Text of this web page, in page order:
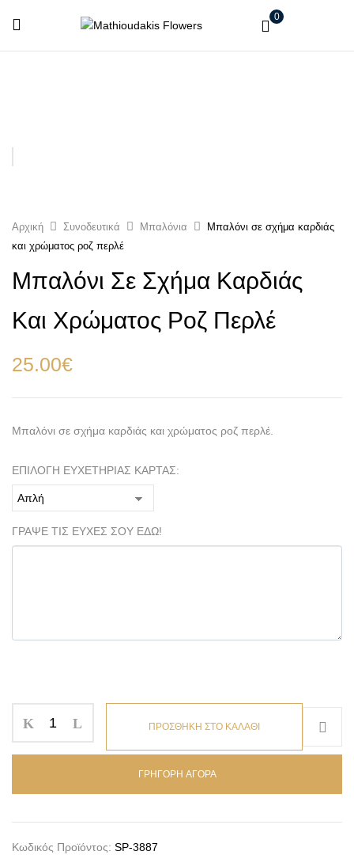
0
Αρχική Συνοδευτικά Μπαλόνια
Μπαλόνι σε σχήμα καρδιάς
και χρώματος ροζ περλέ
Μπαλόνι Σε Σχήμα Καρδιάς
Και Χρώματος Ροζ Περλέ
25.00€
Μπαλόνι σε σχήμα καρδιάς και χρώματος ροζ περλέ.
ΕΠΙΛΟΓΗ ΕΥΧΕΤΗΡΙΑΣ ΚΑΡΤΑΣ:
ΓΡΑΨΕ ΤΙΣ ΕΥΧΕΣ ΣΟΥ ΕΔΩ!
ΠΡΟΣΘΗΚΗ ΣΤΟ ΚΑΛΑΘΙ
ΓΡΗΓΟΡΗ ΑΓΟΡΑ
Κωδικός Προϊόντος: SP-3887